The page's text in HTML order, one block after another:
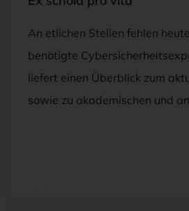
An etlichen Stellen fehlen
benötigte
liefert einen Überblick zum
sowie zu akademischen und